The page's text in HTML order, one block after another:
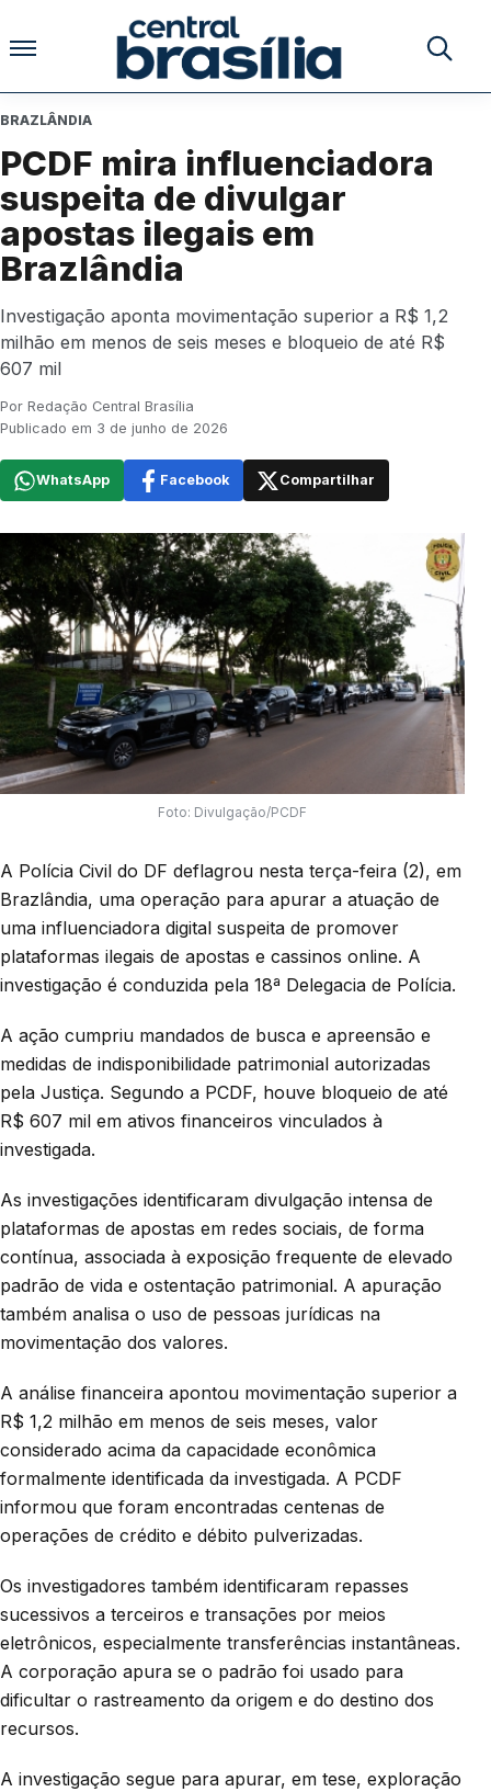
Pular para o conteúdo
Buscar
BRAZLÂNDIA
PCDF mira influenciadora
suspeita de divulgar
apostas ilegais em
Brazlândia
Investigação aponta movimentação superior a R$ 1,2
milhão em menos de seis meses e bloqueio de até R$
607 mil
Por Redação Central Brasília
Publicado em 3 de junho de 2026
WhatsApp Facebook Compartilhar
Foto: Divulgação/PCDF
A Polícia Civil do DF deflagrou nesta terça-feira (2), em
Brazlândia, uma operação para apurar a atuação de
uma influenciadora digital suspeita de promover
plataformas ilegais de apostas e cassinos online. A
investigação é conduzida pela 18ª Delegacia de Polícia.
A ação cumpriu mandados de busca e apreensão e
medidas de indisponibilidade patrimonial autorizadas
pela Justiça. Segundo a PCDF, houve bloqueio de até
R$ 607 mil em ativos financeiros vinculados à
investigada.
As investigações identificaram divulgação intensa de
plataformas de apostas em redes sociais, de forma
contínua, associada à exposição frequente de elevado
padrão de vida e ostentação patrimonial. A apuração
também analisa o uso de pessoas jurídicas na
movimentação dos valores.
A análise financeira apontou movimentação superior a
R$ 1,2 milhão em menos de seis meses, valor
considerado acima da capacidade econômica
formalmente identificada da investigada. A PCDF
informou que foram encontradas centenas de
operações de crédito e débito pulverizadas.
Os investigadores também identificaram repasses
sucessivos a terceiros e transações por meios
eletrônicos, especialmente transferências instantâneas.
A corporação apura se o padrão foi usado para
dificultar o rastreamento da origem e do destino dos
recursos.
A investigação segue para apurar, em tese, exploração